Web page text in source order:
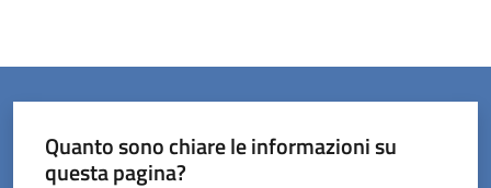
Menu selezionato
Quanto sono chiare le informazioni su
questa pagina?